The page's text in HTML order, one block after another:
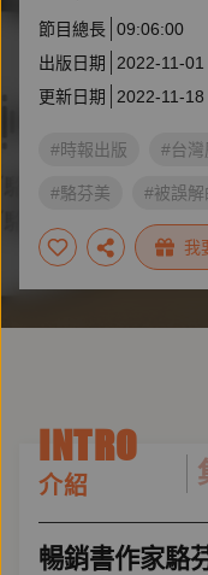
節目總長 09:06:00
出版日期
2022-11-01
更新日期
2022-11-18
#時報出版 #台灣
#駱芬美 #被誤解
我
INTRO
介紹
暢銷書作家駱